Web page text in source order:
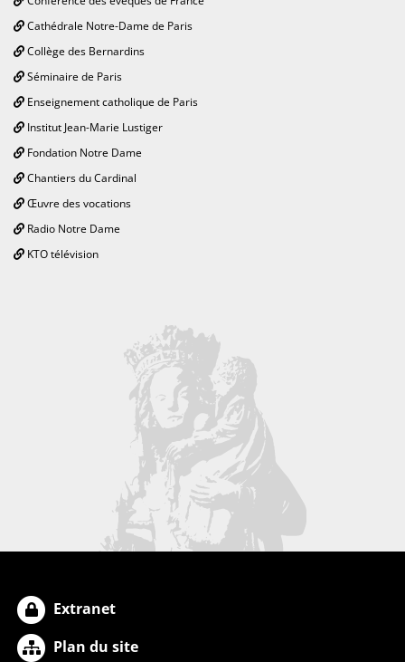
Cathédrale Notre-Dame de Paris
Collège des Bernardins
Séminaire de Paris
Enseignement catholique de Paris
Institut Jean-Marie Lustiger
Fondation Notre Dame
Chantiers du Cardinal
Œuvre des vocations
Radio Notre Dame
KTO télévision
Extranet
Plan du site